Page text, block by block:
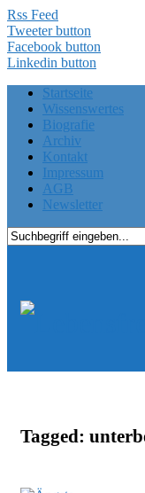
Rss Feed
Tweeter button
Facebook button
Linkedin button
Startseite
Wissenswertes
Biografie
Archiv
Kontakt
Impressum
AGB
Newsletter
Tagged: